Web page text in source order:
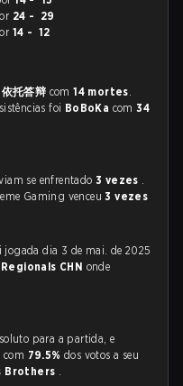
24 - 29
14 - 12
依托答辩 com14 mortes.
foi BoBoKa com34
se enfrentado 3 vezes .
Gaming venceu3 vezes
jogada dia 3 de mai. de 2025
CHN onde
para a partida, e
com 79.5%dos votos a seu
Brothers .